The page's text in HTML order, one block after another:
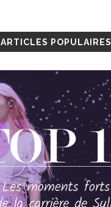
ARTICLES POPULAIRES